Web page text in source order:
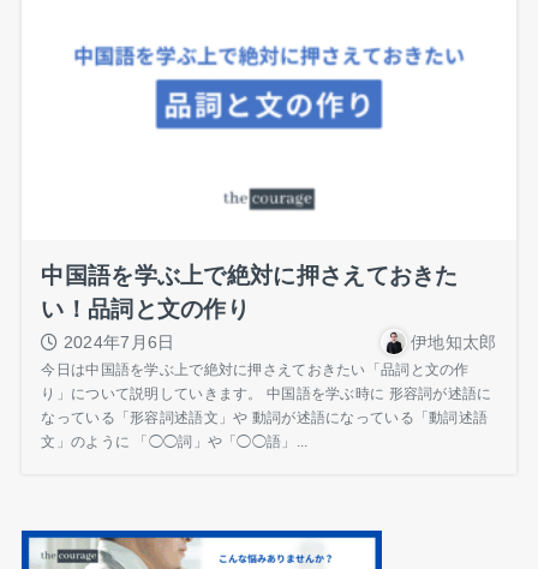
中国語を学ぶ上で絶対に押さえておきた
い！品詞と文の作り
2024年7月6日 伊地知太郎
今日は中国語を学ぶ上で絶対に押さえておきたい「品詞と文の作
り」について説明していきます。 中国語を学ぶ時に 形容詞が述語に
なっている「形容詞述語文」や 動詞が述語になっている「動詞述語
文」のように 「◯◯詞」や「◯◯語」...